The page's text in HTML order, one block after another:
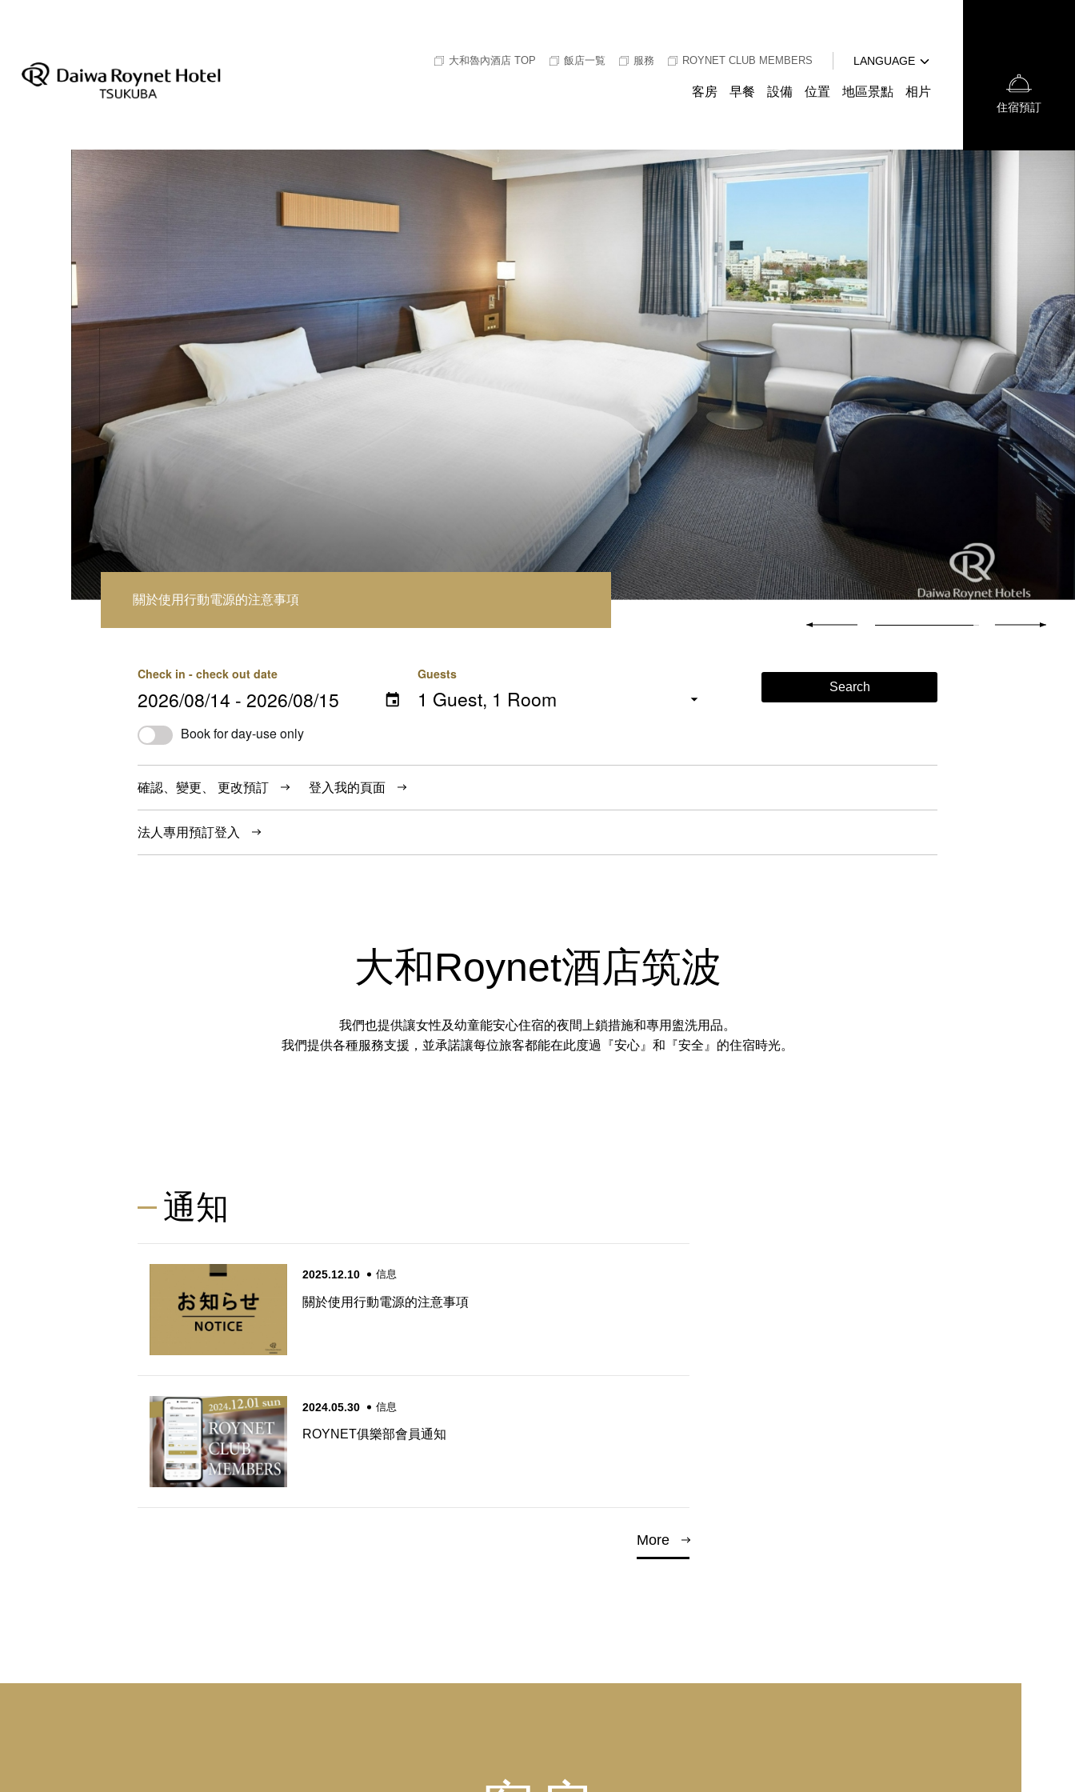
大和魯內酒店 TOP 飯店一覧 服務 ROYNET CLUB MEMBERS
LANGUAGE
日本語
中文（簡体字）
客房 早餐 設備 位置 地區景點 相片
關於使用行動電源的注意事項
Check in - check out date Guests
Search
Book for day-use only
確認、變更、 更改預訂 登入我的頁面
法人專用預訂登入
大和Roynet酒店筑波
我們也提供讓女性及幼童能安心住宿的夜間上鎖措施和專用盥洗用品。
我們提供各種服務支援，並承諾讓每位旅客都能在此度過『安心』和『安全』的住宿時光。
通知
2025.12.10 信息
關於使用行動電源的注意事項
2024.05.30 信息
ROYNET俱樂部會員通知
More
한국어
住宿預訂